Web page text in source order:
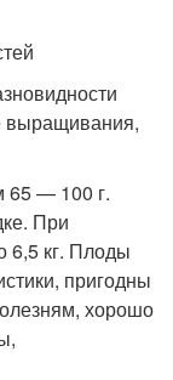
выращивания,
65 — 100 г.
При
6,5 кг. Плоды
пригодны
хорошо